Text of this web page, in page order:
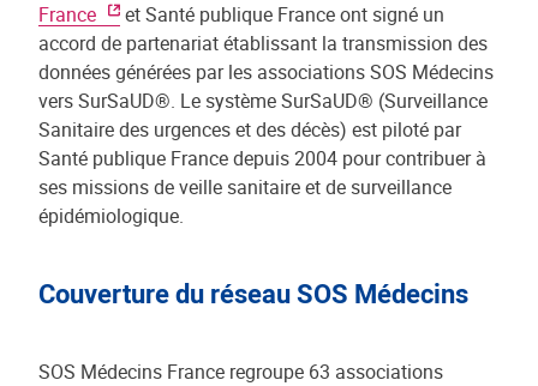
France
et Santé publique France ont signé un
accord de partenariat établissant la transmission des
données générées par les associations SOS Médecins
vers SurSaUD®. Le système SurSaUD® (Surveillance
Sanitaire des urgences et des décès) est piloté par
Santé publique France depuis 2004 pour contribuer à
ses missions de veille sanitaire et de surveillance
épidémiologique.
Couverture du réseau SOS Médecins
SOS Médecins France regroupe 63 associations